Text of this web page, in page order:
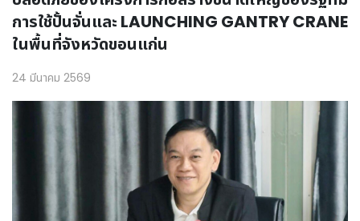
การใช้ปั้นจั่นและ LAUNCHING GANTRY CRANE
ในพื้นที่จังหวัดขอนแก่น
24 มีนาคม 2569